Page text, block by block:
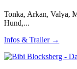
Tonka, Arkan, Valya,
Hund,...
Infos & Trailer →